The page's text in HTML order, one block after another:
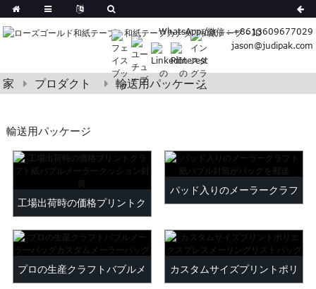
WhatsApp /微信：+8613609677029
jason@judipak.com
German
Korean
Czech
Basque
Azerbaijani
Bulgarian
Croatian
Finnish
Gujarati
Hebrew
Igbo
Khmer
家 プロダクト 輸送用パッケージ
輸送用パッケージ
工場出荷時の価格プリントク
ラフト紙バブルメーラー...
パッド入りのメーラークラフ
プロの生産クラフトバブルメ カスタムサイズプリントポリ